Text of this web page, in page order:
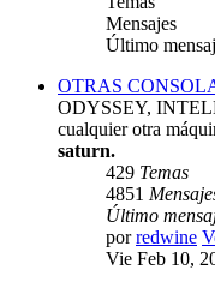
Mensajes
Último
OTRAS
ODYSSEY,
cualquier otra
saturn.
429 Temas
4851
Último
porredwine
Vie Feb 10,